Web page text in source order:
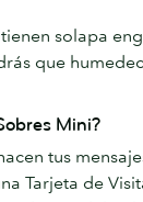
solapa
que
Mini?
tus
Tarjeta de